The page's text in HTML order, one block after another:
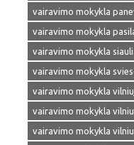
vairavimo mokykla
vairavimo mokykla
vairavimo mokykla
vairavimo mokykla
vairavimo mokykla
vairavimo mokykla
vairavimo mokykla